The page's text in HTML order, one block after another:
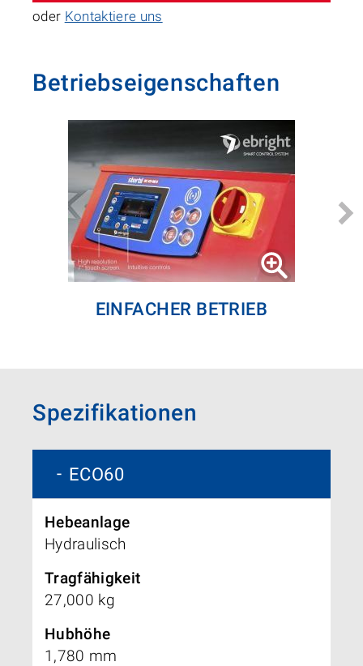
oder Kontaktiere uns
Betriebseigenschaften
EINFACHER BETRIEB
Spezifikationen
ECO60
Hebeanlage
Hydraulisch
Tragfähigkeit
27,000 kg
Hubhöhe
1,780 mm